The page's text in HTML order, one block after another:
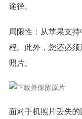
途径。
局限性：从苹果支
程。此外，您还必
照片。
面对手机照片丢失